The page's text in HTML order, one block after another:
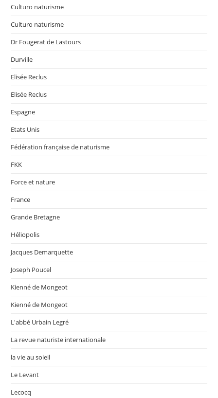
Culturo naturisme
Culturo naturisme
Dr Fougerat de Lastours
Durville
Elisée Reclus
Elisée Reclus
Espagne
Etats Unis
Fédération française de naturisme
FKK
Force et nature
France
Grande Bretagne
Héliopolis
Jacques Demarquette
Joseph Poucel
Kienné de Mongeot
Kienné de Mongeot
L'abbé Urbain Legré
La revue naturiste internationale
la vie au soleil
Le Levant
Lecocq